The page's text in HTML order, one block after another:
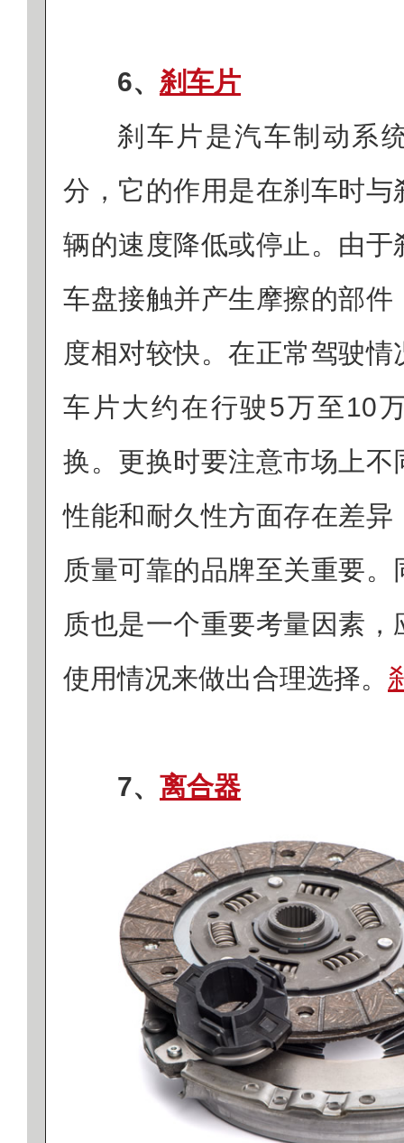
6、 刹车片
刹车片是汽车制动系
分，它的作用是在刹车时与
辆的速度降低或停止。由于
车盘接触并产生摩擦的部件
度相对较快。在正常驾驶
车片大约在行驶5万至10
换。更换时要注意市场上不
性能和耐久性方面存在差异
质量可靠的品牌至关重要
质也是一个重要考量因素
使用情况来做出合理选择。
7、 离合器